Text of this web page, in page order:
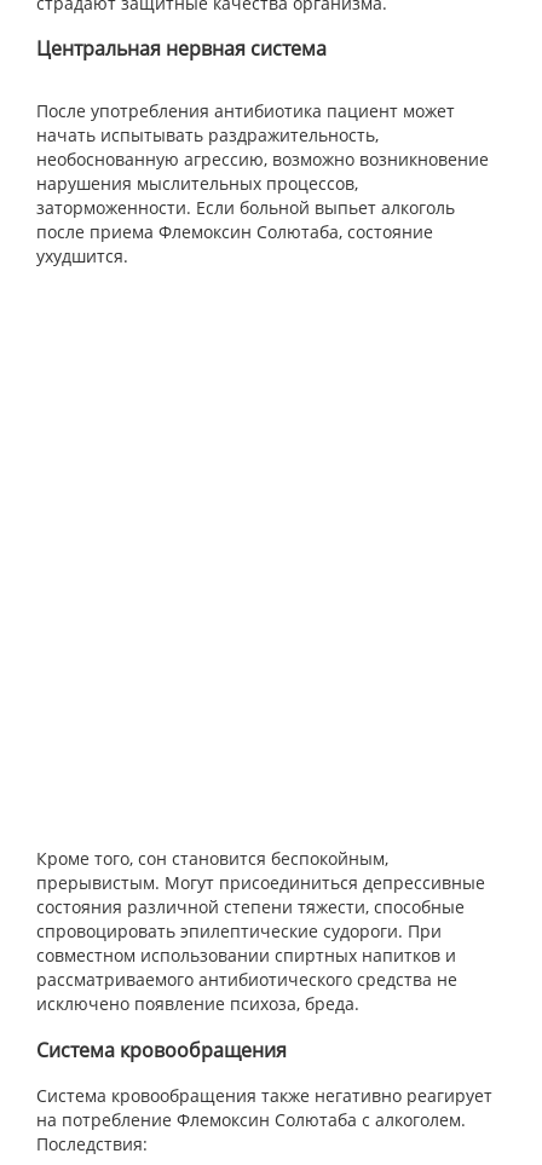
Центральная нервная система
После употребления антибиотика пациент может
начать испытывать раздражительность,
необоснованную агрессию, возможно возникновение
нарушения мыслительных процессов,
заторможенности. Если больной выпьет алкоголь
после приема Флемоксин Солютаба, состояние
ухудшится.
Кроме того, сон становится беспокойным,
прерывистым. Могут присоединиться депрессивные
состояния различной степени тяжести, способные
спровоцировать эпилептические судороги. При
совместном использовании спиртных напитков и
рассматриваемого антибиотического средства не
исключено появление психоза, бреда.
Система кровообращения
Система кровообращения также негативно реагирует
на потребление Флемоксин Солютаба с алкоголем.
Последствия: